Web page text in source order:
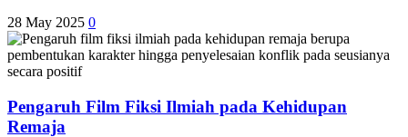
28 May 2025 0
Pengaruh Film Fiksi Ilmiah pada Kehidupan
Remaja